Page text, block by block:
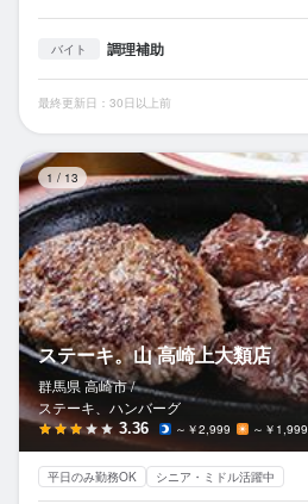
バイト 調理補助
最終更新日：30日以上前
1 / 13
ステーキ。山 高崎上大類店
群馬県 高崎市 /
ステーキ、ハンバーグ
3.36 ～￥2,999 ～￥1,999
平日のみ勤務OK シニア・ミドル活躍中